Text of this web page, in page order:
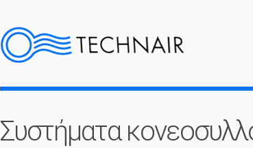
Συστήματα